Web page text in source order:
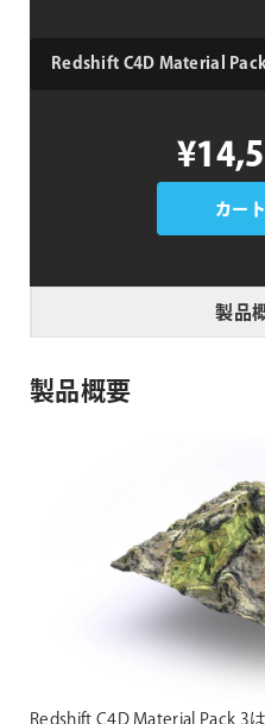
type
カー
製品
製品概要